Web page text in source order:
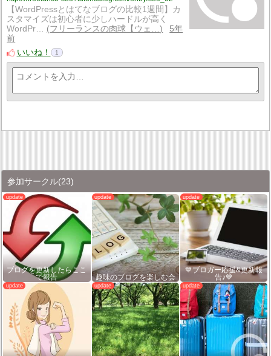
【WordPressとはてなブログの比較1週間】カ
スタマイズは初心者に少しハードルが高く
WordPr…
フリーランスの肉球【ウェ…
5年
前
いいね！
1
参加サークル(23)
ブログを更新したらここ
で報告
趣味のブログを楽しむ会
💙ブロガー応援&更新報
告♪💙